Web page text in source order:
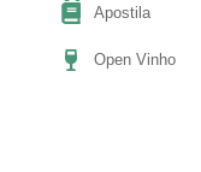
Apostila
Open Vinho